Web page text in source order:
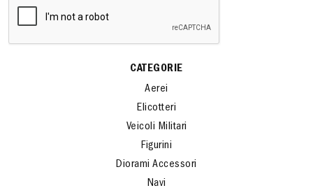
CATEGORIE
Aerei
Elicotteri
Veicoli Militari
Figurini
Diorami Accessori
Navi